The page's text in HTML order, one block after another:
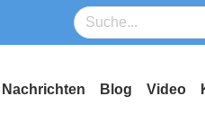
Nachrichten Blog Video